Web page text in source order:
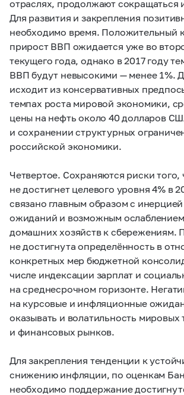
отраслях, продолжают сокращаться
Для развития и закрепления
необходимо время. Положительный
прирост ВВП ожидается уже во
текущего года, однако в 2017 году
ВВП будут невысокими — менее 1%.
исходит из консервативных
темпах роста мировой экономики,
цены на нефть около 40 долларов
и сохранении структурных
российской экономики.
Четвертое. Сохраняются риски
не достигнет целевого уровня 4% в
связано главным образом с
ожиданий и возможным
домашних хозяйств к сбережениям.
не достигнута определённость в
конкретных мер бюджетной
числе индексации зарплат и
на среднесрочном горизонте.
на курсовые и инфляционные
оказывать и волатильность мировых
и финансовых рынков.
Для закрепления тенденции к
снижению инфляции, по оценкам
необходимо поддержание